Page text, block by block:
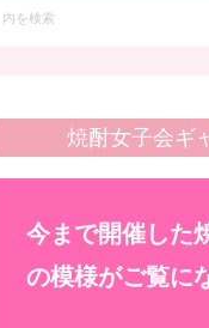
焼酎女子会ギ
今まで開催した
の模様がご覧に